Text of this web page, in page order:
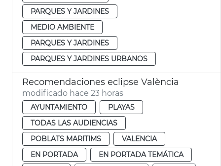
PARQUES Y JARDINES
MEDIO AMBIENTE
PARQUES Y JARDINES
PARQUES Y JARDINES URBANOS
Recomendaciones eclipse València
modificado hace 23 horas
AYUNTAMIENTO
PLAYAS
TODAS LAS AUDIENCIAS
POBLATS MARITIMS
VALENCIA
EN PORTADA
EN PORTADA TEMÁTICA